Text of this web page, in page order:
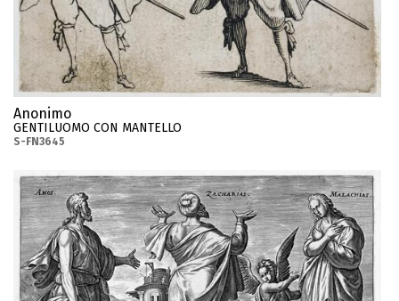
Anonimo
GENTILUOMO CON MANTELLO
S-FN3645